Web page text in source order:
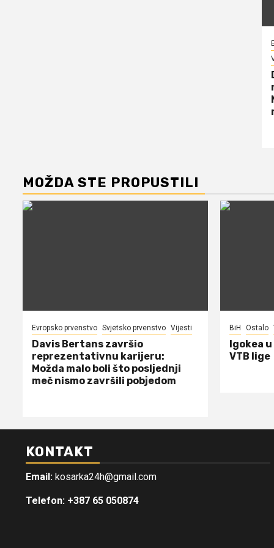
MOŽDA STE PROPUSTILI
Evropsko prvenstvo Svjetsko prvenstvo Vijesti
Davis Bertans završio
reprezentativnu karijeru:
Možda malo boli što posljednji
meč nismo završili pobjedom
BiH Ostalo
Igokea
VTB lige
KONTAKT
Email: kosarka24h@gmail.com
Telefon: +387 65 050874